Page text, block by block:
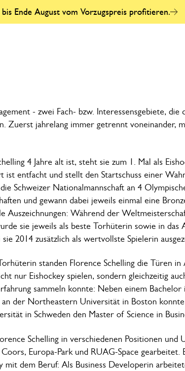
Ende August vom Vorzugspreis profitieren.
- zwei Fach- bzw. Interessensgebiete, die
Zuerst jahrelang immer getrennt voneinander,
4 Jahre alt ist, steht sie zum 1. Mal als
ist entfacht und stellt den Startschuss einer
Schweizer Nationalmannschaft an 4
und gewann dabei jeweils einmal eine
Auszeichnungen: Während der
sie jeweils als beste Torhüterin sowie in das
2014 zusätzlich als wertvollste Spielerin
standen Florence Schelling die Türen in
nur Eishockey spielen, sondern gleichzeitig
sammeln konnte: Neben einem Bachelor
der Northeastern Universität in Boston
in Schweden den Master of Science in
Schelling in verschiedenen Positionen und
Europa-Park und RUAG-Space gearbeitet.
mit dem Beruf: Als Business Developerin